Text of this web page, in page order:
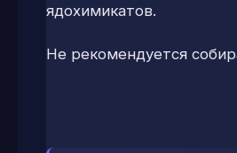
ядохимикатов.
Не рекомендуется